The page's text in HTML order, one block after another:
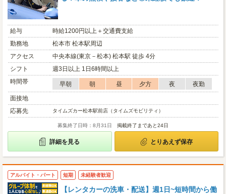
給与
時給1200円以上＋交通費支給
勤務地
松本市 松本駅周辺
アクセス
中央本線(東京－松本) 松本駅 徒歩 4分
シフト
週3日以上 1日6時間以上
時間帯
早朝 朝 昼 夕方 夜
夜勤
面接地
応募先
タイムズカー松本駅前店（タイムズモビリティ）
募集終了日時：8月31日 掲載終了まであと24日
詳細を見る とりあえず保存
アルバイト・パート 短期 未経験者歓迎
【レンタカーの洗車・配送】週1日~短時間から働